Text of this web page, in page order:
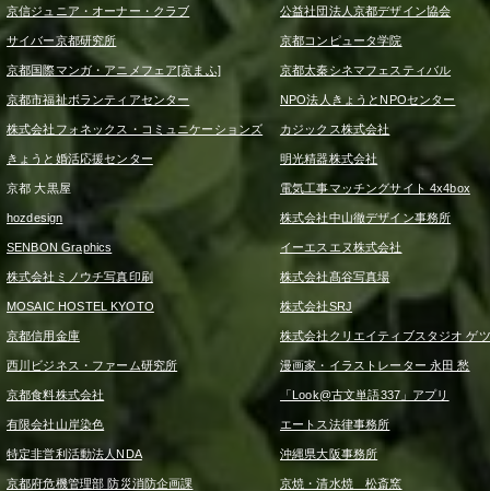
京信ジュニア・オーナー・クラブ 公益社団法人京都デザイン協会
サイバー京都研究所 京都コンピュータ学院
京都国際マンガ・アニメフェア[京まふ] 京都太秦シネマフェスティバル
京都市福祉ボランティアセンター NPO法人きょうとNPOセンター
株式会社フォネックス・コミュニケーションズ カジックス株式会社
きょうと婚活応援センター 明光精器株式会社
京都 大黒屋 電気工事マッチングサイト 4x4box
hozdesign 株式会社中山徹デザイン事務所
SENBON Graphics イーエスエヌ株式会社
株式会社ミノウチ写真印刷 株式会社髙谷写真場
MOSAIC HOSTEL KYOTO 株式会社SRJ
京都信用金庫 株式会社クリエイティブスタジオ ゲ
西川ビジネス・ファーム研究所 漫画家・イラストレーター 永田 愁
京都食料株式会社 「Look@古文単語337」アプリ
有限会社山岸染色 エートス法律事務所
特定非営利活動法人NDA 沖縄県大阪事務所
京都府危機管理部 防災消防企画課 京焼・清水焼 松斎窯